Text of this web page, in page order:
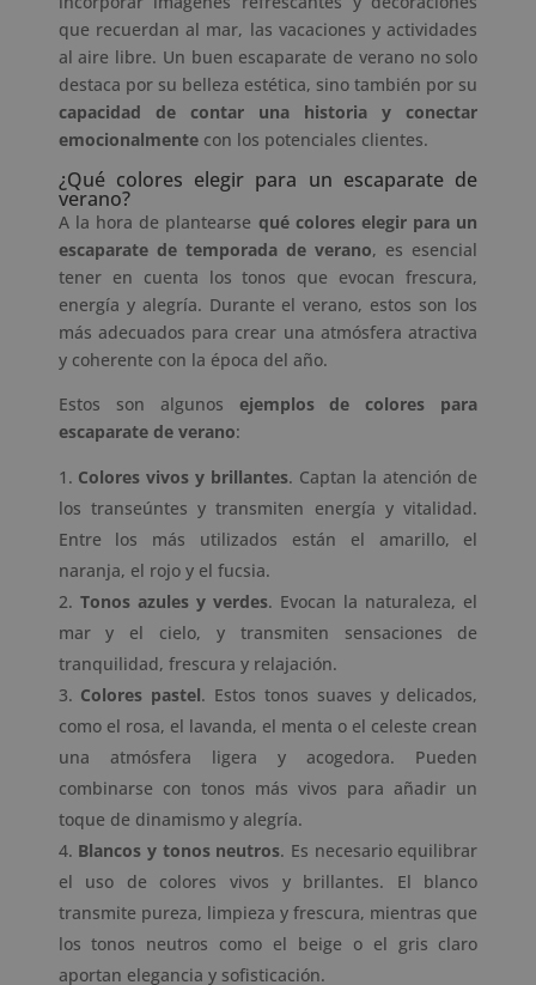
que recuerdan al mar, las vacaciones y actividades
al aire libre. Un buen escaparate de verano no solo
destaca por su belleza estética, sino también por su
capacidad de contar una historia y conectar
emocionalmentecon los potenciales clientes.
¿Qué colores elegir para un escaparate de
verano?
A la hora de plantearse qué colores elegir para un
escaparate de temporada de verano, es esencial
tener en cuenta los tonos que evocan frescura,
energía y alegría. Durante el verano, estos son los
más adecuados para crear una atmósfera atractiva
y coherente con la época del año.
Estos son algunos ejemplos de colores para
escaparate de verano:
Colores vivos y brillantes. Captan la atención de
los transeúntes y transmiten energía y vitalidad.
Entre los más utilizados están el amarillo, el
naranja, el rojo y el fucsia.
Tonos azules y verdes. Evocan la naturaleza, el
mar y el cielo, y transmiten sensaciones de
tranquilidad, frescura y relajación.
Colores pastel. Estos tonos suaves y delicados,
como el rosa, el lavanda, el menta o el celeste crean
una atmósfera ligera y acogedora. Pueden
combinarse con tonos más vivos para añadir un
toque de dinamismo y alegría.
Blancos y tonos neutros. Es necesario equilibrar
el uso de colores vivos y brillantes. El blanco
transmite pureza, limpieza y frescura, mientras que
los tonos neutros como el beige o el gris claro
aportan elegancia y sofisticación.